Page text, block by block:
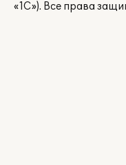
«1С»). Все права